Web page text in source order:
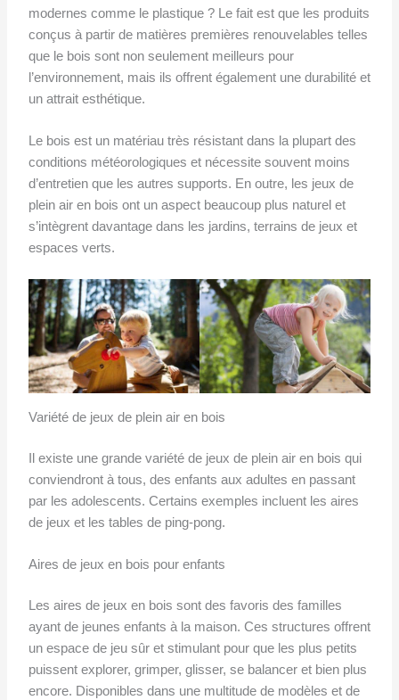
modernes comme le plastique ? Le fait est que les produits
conçus à partir de matières premières renouvelables telles
que le bois sont non seulement meilleurs pour
l’environnement, mais ils offrent également une durabilité et
un attrait esthétique.
Le bois est un matériau très résistant dans la plupart des
conditions météorologiques et nécessite souvent moins
d’entretien que les autres supports. En outre, les jeux de
plein air en bois ont un aspect beaucoup plus naturel et
s’intègrent davantage dans les jardins, terrains de jeux et
espaces verts.
Variété de jeux de plein air en bois
Il existe une grande variété de jeux de plein air en bois qui
conviendront à tous, des enfants aux adultes en passant
par les adolescents. Certains exemples incluent les aires
de jeux et les tables de ping-pong.
Aires de jeux en bois pour enfants
Les aires de jeux en bois sont des favoris des familles
ayant de jeunes enfants à la maison. Ces structures offrent
un espace de jeu sûr et stimulant pour que les plus petits
puissent explorer, grimper, glisser, se balancer et bien plus
encore. Disponibles dans une multitude de modèles et de